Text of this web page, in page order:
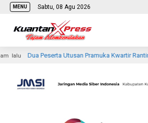
MENU Sabtu, 08 Agu 2026
Peserta Utusan Pramuka Kwartir Ranting